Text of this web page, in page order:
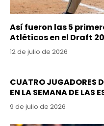
Así fueron las 5
Atléticos en el Draft
12 de julio de 2026
CUATRO JUGADORES
EN LA SEMANA DE LAS
9 de julio de 2026